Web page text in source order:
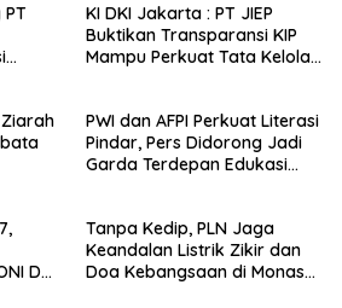
KI DKI Jakarta : PT JIEP
Buktikan Transparansi KIP
Mampu Perkuat Tata Kelola
PWI dan AFPI Perkuat Literasi
Pindar, Pers Didorong Jadi
Garda Terdepan Edukasi
DKI
Tanpa Kedip, PLN Jaga
Keandalan Listrik Zikir dan
Doa Kebangsaan di Monas